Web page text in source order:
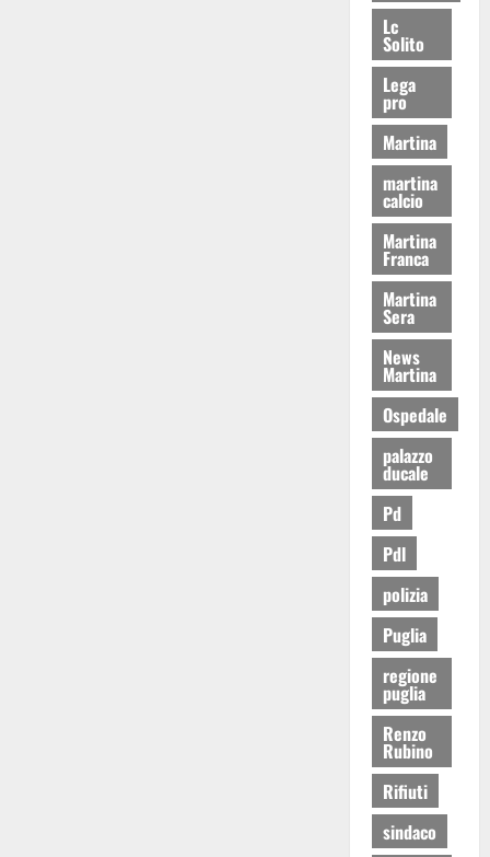
Lc
Solito
Lega
pro
Martina
martina
calcio
Martina
Franca
Martina
Sera
News
Martina
Ospedale
palazzo
ducale
Pd
Pdl
polizia
Puglia
regione
puglia
Renzo
Rubino
Rifiuti
sindaco